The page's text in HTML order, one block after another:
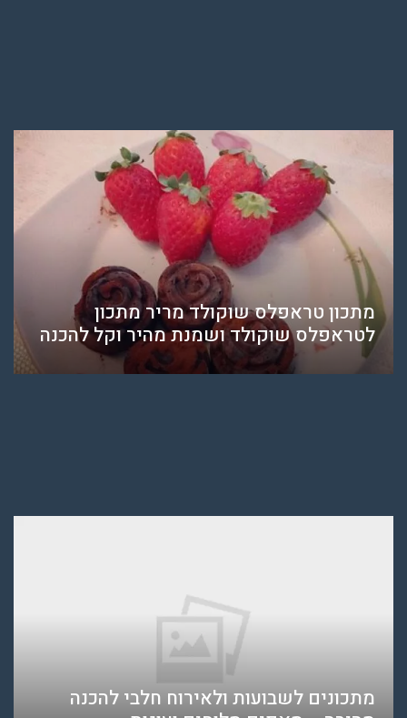
מתכון טראפלס שוקולד מריר מתכון
לטראפלס שוקולד ושמנת מהיר וקל להכנה
מתכונים לשבועות ולאירוח חלבי להכנה